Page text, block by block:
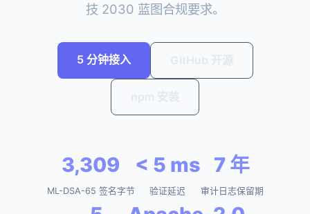
技 2030 蓝图合规要求。
5 分钟接入
3,309
ML-DSA-65 签名字节
< 5 ms
验证延迟
7 年
审计日志保留期